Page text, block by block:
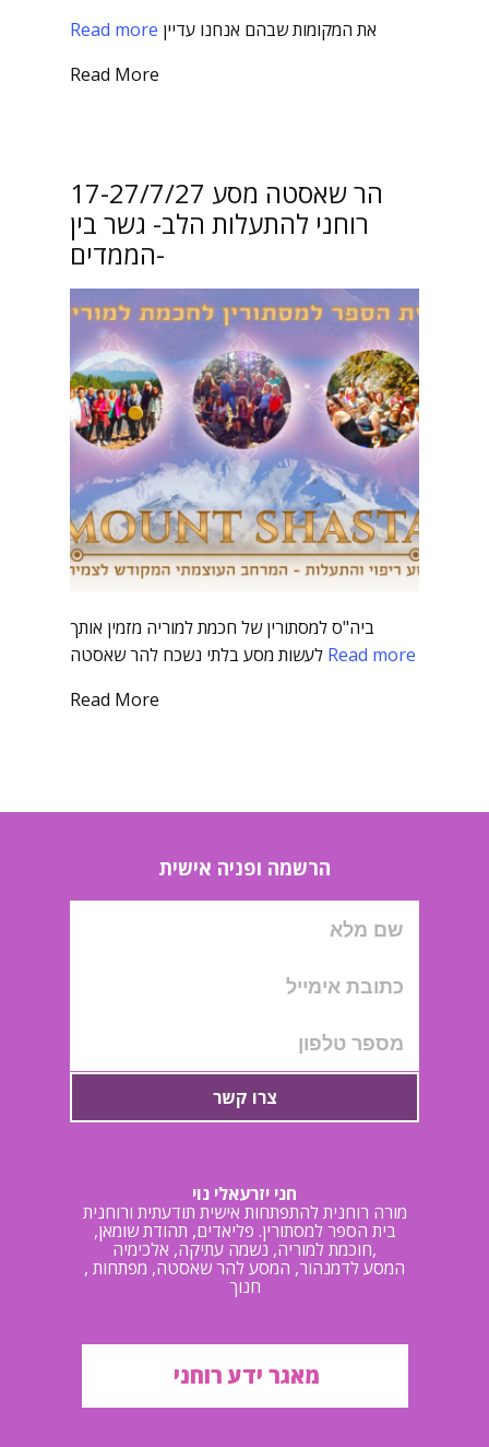
את המקומות שבהם אנחנו עדיין Read more
Read More
17-27/7/27 הר שאסטה מסע
רוחני להתעלות הלב- גשר בין
הממדים-
ביה"ס למסתורין של חכמת למוריה מזמין אותך
Read more
Read More
הרשמה ופניה אישית
צרו קשר
חני יזרעאלי נוי
מורה רוחנית להתפתחות אישית תודעתית ורוחנית
בית הספר למסתורין. פליאדים, תהודת שומאן,
חוכמת למוריה, נשמה עתיקה, אלכימיה,
, המסע לדמנהור, המסע להר שאסטה, מפתחות
חנוך
מאגר ידע רוחני